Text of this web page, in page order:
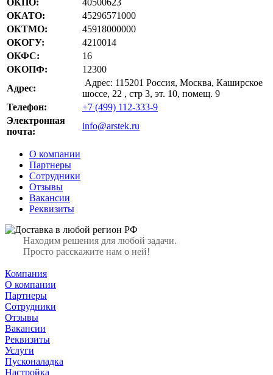
ОКАТО:
45296571000
ОКТМО:
45918000000
ОКОГУ:
4210014
ОКФС:
16
ОКОПФ:
12300
Адрес:
Адрес: 115201 Россия, Москва, Каширское
шоссе, 22 , стр 3, эт. 10, помещ. 9
Телефон:
+7 (499) 112-333-9
Электронная
почта:
info@arstek.ru
О компании
Партнеры
Сотрудники
Отзывы
Вакансии
Реквизиты
Находим решения для любой задачи.
Просто расскажите нам о ней!
Компания
О компании
Партнеры
Сотрудники
Отзывы
Вакансии
Реквизиты
Услуги
Пусконаладка
Настройка